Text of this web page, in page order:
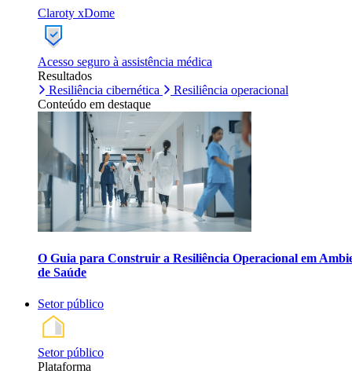
Claroty xDome
Acesso seguro à assistência médica
Resultados
Resiliência cibernética
Resiliência operacional
Conteúdo em destaque
O Guia para Construir a Resiliência Operacional em
de Saúde
Setor público
Setor público
Plataforma